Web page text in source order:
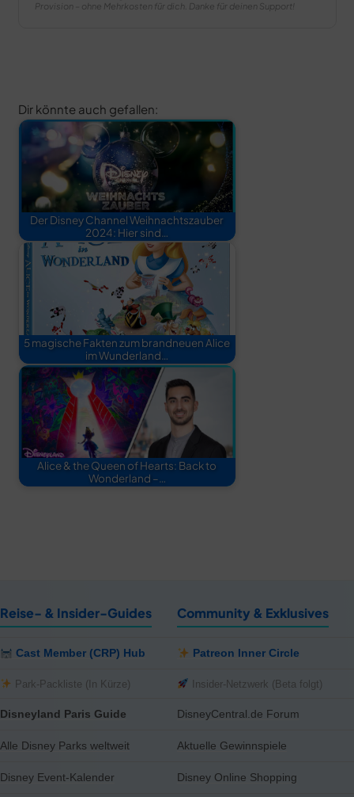
Provision – ohne Mehrkosten für dich. Danke für deinen Support!
Dir könnte auch gefallen:
Der Disney Channel Weihnachtszauber
2024: Hier sind…
5 magische Fakten zum brandneuen Alice
im Wunderland…
Alice & the Queen of Hearts: Back to
Wonderland –…
Reise- & Insider-Guides
Cast Member (CRP) Hub
Park-Packliste (In Kürze)
Disneyland Paris Guide
Alle Disney Parks weltweit
Disney Event-Kalender
Community & Exklusives
Patreon Inner Circle
Insider-Netzwerk (Beta folgt)
DisneyCentral.de Forum
Aktuelle Gewinnspiele
Disney Online Shopping